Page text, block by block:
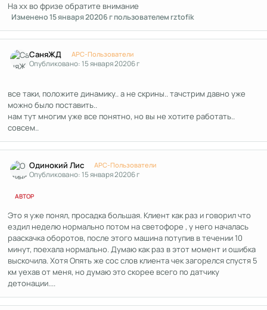
На хх во фризе обратите внимание
Изменено15 января 20206 гпользователем rztofik
СаняЖД APC-Пользователи
Опубликовано:15 января 20206 г
все таки, положите динамику.. а не скрины.. тачстрим давно уже
можно было поставить..
нам тут многим уже все понятно, но вы не хотите работать..
совсем..
Одинокий Лис APC-Пользователи
Опубликовано:15 января 20206 г
АВТОР
Это я уже понял, просадка большая. Клиент как раз и говорил что
ездил неделю нормально потом на светофоре , у него началась
рааскачка оборотов, после этого машина потупив в течении 10
минут, поехала нормально. Думаю как раз в этот момент и ошибка
выскочила. Хотя Опять же сос слов клиента чек загорелся спустя 5
км уехав от меня, но думаю это скорее всего по датчику
детонации....